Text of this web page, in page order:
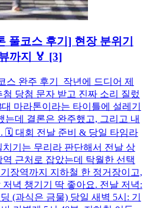
풀코스 후기] 현장 분위기
까지 🏅 [3]
스 완주 후기 작년에 드디어 제
당첨 문자 받고 진짜 소리 질렀
마라톤이라는 타이틀에 설레기
는데 결론은 완주했고, 그리고 내
🗓️ 대회 전날 준비 & 당일 타임라
기는 무리라 판단해서 전날 상
근처로 잡았는데 탁월한 선택
장역까지 지하철 한 정거장이고,
녁 챙기기 딱 좋아요. 전날 저녁:
(과식은 금물) 당일 새벽 5시: 기